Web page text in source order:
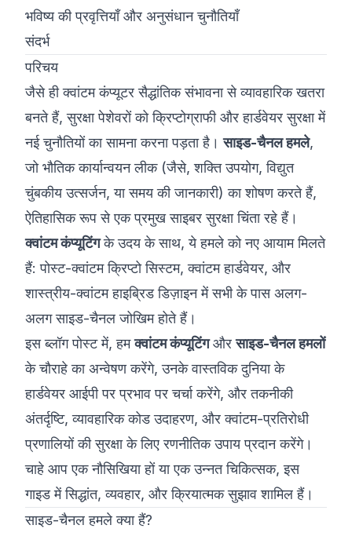
भविष्य की प्रवृत्तियाँ और अनुसंधान चुनौतियाँ
संदर्भ
परिचय
जैसे ही क्वांटम कंप्यूटर सैद्धांतिक संभावना से व्यावहारिक खतरा
बनते हैं, सुरक्षा पेशेवरों को क्रिप्टोग्राफी और हार्डवेयर सुरक्षा में
नई चुनौतियों का सामना करना पड़ता है।साइड-चैनल हमले,
जो भौतिक कार्यान्वयन लीक (जैसे, शक्ति उपयोग, विद्युत
चुंबकीय उत्सर्जन, या समय की जानकारी) का शोषण करते हैं,
ऐतिहासिक रूप से एक प्रमुख साइबर सुरक्षा चिंता रहे हैं।
क्वांटम कंप्यूटिंगके उदय के साथ, ये हमले को नए आयाम मिलते
हैं: पोस्ट-क्वांटम क्रिप्टो सिस्टम, क्वांटम हार्डवेयर, और
शास्त्रीय-क्वांटम हाइब्रिड डिज़ाइन में सभी के पास अलग-
अलग साइड-चैनल जोखिम होते हैं।
इस ब्लॉग पोस्ट में, हमक्वांटम कंप्यूटिंगऔरसाइड-चैनल हमलों
के चौराहे का अन्वेषण करेंगे, उनके वास्तविक दुनिया के
हार्डवेयर आईपी पर प्रभाव पर चर्चा करेंगे, और तकनीकी
अंतर्दृष्टि, व्यावहारिक कोड उदाहरण, और क्वांटम-प्रतिरोधी
प्रणालियों की सुरक्षा के लिए रणनीतिक उपाय प्रदान करेंगे।
चाहे आप एक नौसिखिया हों या एक उन्नत चिकित्सक, इस
गाइड में सिद्धांत, व्यवहार, और क्रियात्मक सुझाव शामिल हैं।
साइड-चैनल हमले क्या हैं?